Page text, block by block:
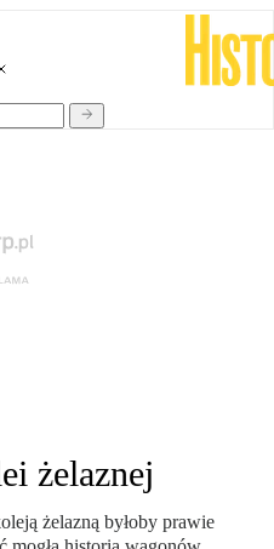
żelaznej
żelazną byłoby prawie